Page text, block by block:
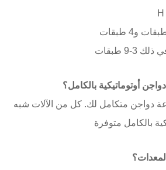
دواجن متكامل لك. كل من الآلات شبه
بالكامل متوفرة